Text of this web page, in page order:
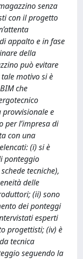
senza
con il progetto
appalto e in fase
della
può evitare
motivo si è
che
provvisionale e
per l’impresa di
con una
(i) si è
ponteggio
tecniche),
delle
(ii) sono
dei ponteggi
esperti
progettisti; (iv) è
tecnica
seguendo la